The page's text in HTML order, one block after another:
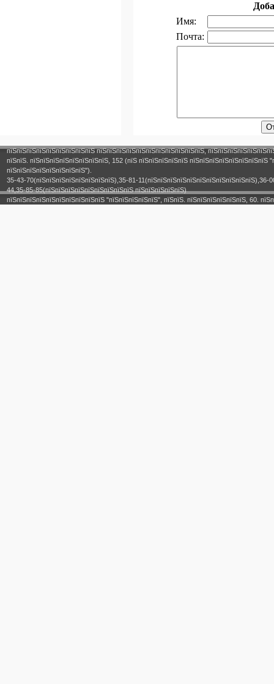
Имя:
Почта:
пїЅпїЅпїЅпїЅпїЅпїЅпїЅпїЅпїЅ пїЅпїЅпїЅпїЅпїЅпїЅпїЅпїЅпїЅпїЅпїЅ,
пїЅпїЅ. пїЅпїЅпїЅпїЅпїЅпїЅпїЅпїЅ, 152 (пїЅ пїЅпїЅпїЅпїЅпїЅ пїЅпїЅпїЅпїЅпїЅпїЅпїЅпїЅ
пїЅпїЅпїЅпїЅпїЅпїЅпїЅпїЅ").
35-43-70(пїЅпїЅпїЅпїЅпїЅпїЅпїЅпїЅ),35-81-
44,35-85-85(пїЅпїЅпїЅпїЅпїЅпїЅпїЅпїЅпїЅ пїЅпїЅпїЅпїЅпїЅ)
пїЅпїЅпїЅпїЅпїЅпїЅпїЅпїЅпїЅпїЅ "пїЅпїЅпїЅпїЅпїЅ", пїЅпїЅ. пїЅпїЅпїЅпїЅпїЅпїЅ, 60.